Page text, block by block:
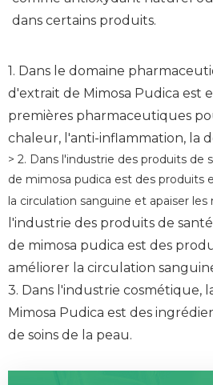
dans certains produits.
1. Dans le domaine
d'extrait de Mimosa Pudica est
premières pharmaceutiques
chaleur, l'anti-inflammation, la
> 2. Dans l'industrie des produits de
de mimosa pudica est des produits
la circulation sanguine et apaiser les
l'industrie des produits de
de mimosa pudica est des
améliorer la circulation
3. Dans l'industrie cosmétique,
Mimosa Pudica est des
de soins de la peau.